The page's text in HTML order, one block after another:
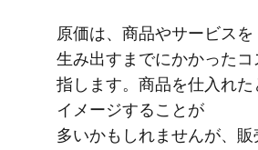
原価は、​商品や​サービスを​
生み出すまでに​かかった​コ
指します。​商品を​仕入れた​
イメージする​ことが​
多いかもしれませんが、​販